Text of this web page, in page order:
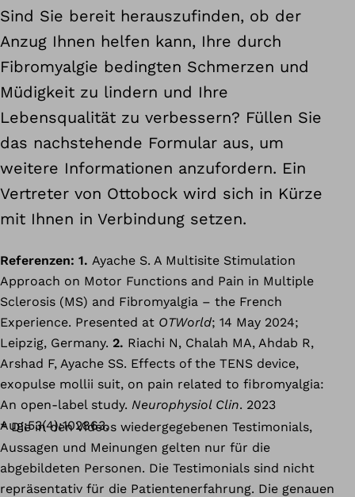
Sind Sie bereit herauszufinden, ob der
Anzug Ihnen helfen kann, Ihre durch
Fibromyalgie bedingten Schmerzen und
Müdigkeit zu lindern und Ihre
Lebensqualität zu verbessern? Füllen Sie
das nachstehende Formular aus, um
weitere Informationen anzufordern. Ein
Vertreter von Ottobock wird sich in Kürze
mit Ihnen in Verbindung setzen.
Referenzen: 1. Ayache S. A Multisite Stimulation
Approach on Motor Functions and Pain in Multiple
Sclerosis (MS) and Fibromyalgia – the French
Experience. Presented at OTWorld; 14 May 2024;
Leipzig, Germany. 2. Riachi N, Chalah MA, Ahdab R,
Arshad F, Ayache SS. Effects of the TENS device,
exopulse mollii suit, on pain related to fibromyalgia:
An open-label study. Neurophysiol Clin. 2023
Aug;53(4):102863.
* Die in den Videos wiedergegebenen Testimonials,
Aussagen und Meinungen gelten nur für die
abgebildeten Personen. Die Testimonials sind nicht
repräsentativ für die Patientenerfahrung. Die genauen